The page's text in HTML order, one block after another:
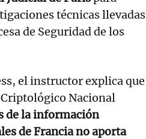
técnicas llevadas
de Seguridad de los
el instructor explica que
Nacional
de la información
de Francia no aporta